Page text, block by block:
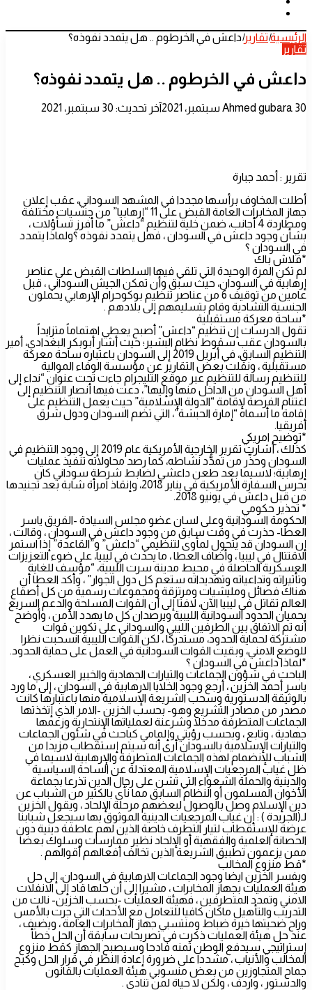
الرئيسية|تقارير|داعش في الخرطوم .. هل يتمدد نفوذه؟
تقارير
داعش في الخرطوم .. هل يتمدد نفوذه؟
Ahmed gubara
أرسل 30 سبتمبر، 2021 آخر تحديث: 30 سبتمبر، 2021
تقرير : أحمد جبارة
أطلت المخاوف برأسها مجددا في المشهد السوداني، عقب إعلان
جهاز المخابرات العامة القبض على 11 “إرهابيا” من جنسيات مختلفة
ومطاردة 4 أجانب، ضمن خلية لتنظيم “داعش” ما أفرز تسأؤلات ،
بشأن وجود داعش في السودان ، فهل يتمدد نفوذه ؟ولماذا يتمدد
في السودان ؟
*فلاش باك
لم تكن المرة الوحيدة التي تلقي فيها السلطات القبض على عناصر
إرهابية في السودان، حيث سبق وأن تمكن الجيش السوداني ، قبل
عامين من توقيف 6 من عناصر تنظيم بوكوحرام الإرهابي يحملون
الجنسية التشادية وقام بتسليمهم إلى بلادهم .
*ساحة معركة مستقبلية
تقول الدرسات إن تنظيم “داعش” أصبح يعطي اهتماماً متزايداً
بالسودان عقب سقوط نظام البشير؛ حيث أشار أبوبكر البغدادي، أمير
التنظيم السابق، في أبريل 2019 إلى السودان باعتباره ساحة معركة
مستقبلية ، ونقلت بعض التقارير عن مؤسسة الوفاء الموالية
للتنظيم رسالة للتنظيم عبر موقع التليجرام جاءت تحت عنوان “نداء إلى
أهل السودان من الداخل منها وإليها”، دعت فيها أنصار التنظيم إلى
اغتنام الفرصة لإقامة “الدولة الإسلامية” حيث يعمل التنظيم على
إقامة ما أسماه “إمارة الحبشة”، التي تضم السودان ودول شرق
أفريقيا.
*توضيح امريكي
كذلك ، أشارت تقرير الخارجية الأمريكية عام 2019 إلى وجود التنظيم في
السودان وحذّر من تمدُّد نشاطه، كما رصد محاولاته تنفيذ عمليات
إرهابية؛ لاسيما بعد طعن داعشي لضابط شرطة سوداني كان
يحرس السفارة الأمريكية في يناير 2018، وإنقاذ امرأة شابة بعد تجنيدها
من قبل داعش في يونيو 2018.
* تحذير حكومي
الحكومة السودانية وعلى لسان عضو مجلس السيادة -الفريق ياسر
العطا- حذرت في وقت سابق من وجود داعش في السودان ، وقالت ،
إن السودان قد يتحول لمأوى لتنظيمي “داعش” و”القاعدة” إذا استمر
الاقتتال في ليبيا ، وأضاف العطا ، ما يحدث في ليبيا، على ضوء التعزيزات
العسكرية الحاصلة في محيط مدينة سرت الليبية، “مؤسف للغاية
وتأثيراته وتداعياته وتهديداته ستعم كل دول الجوار” ، وأكد العطا أن
هناك فصائل ومليشيات ومرتزقة ومجموعات رسمية من كل أصقاع
العالم تقاتل في ليبيا الآن، لافتا إلى أن القوات المسلحة والدعم السريع
يحميان الحدود السودانية الليبية ويرصدان كل ما يهدد الأمن ، وأوضح
أنه تم الاتفاق بين الطرفين الليبي والسوداني على تكوين قوات
مشتركة لحماية الحدود، مستدركا ، لكن القوات الليبية انسحبت نظرا
للوضع الامني، وبقيت القوات السودانية في العمل على حماية الحدود.
*لماذا داعش في السودان ؟
الباحث في شؤون الجماعات والتيارات الجهادية والخبير العسكري ،
ياسر أحمد الخزين ، أرجع وجود الخلايا الارهابية في السودان ، إلى ما ورد
بالوثيقة الدستورية وسحب الشريعة الإسلامية منها باعتبارها كانت
مصدر من مصادر التشريع وهو- بحسب الخزين -الامر الذي إتخذتها
الجماعات المتطرفة مدخلا وشرعنة لعملياتها الإنتحارية وزعمها
جهادية ، وتابع ، وبحسب رؤيتي وإلمامي كباحث في شئون الجماعات
والتيارات الإسلامية بالسودان أرى أنه سيتم إستقطاب مزيدا من
الشباب للإنضمام لهذه الجماعات المتطرفة والإرهابية لاسيما في
ظل غياب المرجعيات الإسلامية المعتدلة عن الساحة السياسية
والدينية والحملة الشعواء التي تشن على رجال الدين تذرعا بجماعة
الأخوان المسلمون أو النظام السابق مما نأى بالكثير من الشباب عن
دين الإسلام وصل بالوصول لبعضهم مرحلة الإلحاد ، ويقول الخزين
لـ(الجريدة ) : إن غياب المرجعيات الدينية الموثوق بها سيجعل شبابنا
عرضة للإستقطاب لتيار التطرف خاصة الذين لهم عاطفة دينية دون
الحصانة العلمية والفقهية أو الإلحاد نظير ممارسات وسلوك بعضا
ممن يزعمون تطبيق الشريعة الذين تخالف أفعالهم أقوالهم .
*قط منزوع المخالب
ويفسر الخزين ايضا وجود الجماعات الارهابية في السودان، إلى حل
هيئة العمليات بجهاز المخابرات ، مشيرا إلى أن حلها قاد إلى الانفلات
الامني وتمدد المتطرفين ، فهيئة العمليات -بحسب الخزين- نالت من
التدريب والتأهيل ماكان كافيا للتعامل مع الأحداث التي جرت بالأمس
وراح ضحيتها خيرة ضباط ومنتسبي جهاز المخابرات العامة ، ويضيف ،
عند حل هيئة العمليات ذكرت في تصريحات سابقة أن الحل خطأ
إستراتيجي سيدفع الوطن ثمنه فادحا وسيصبح الجهاز كقط منزوع
المخالب والأنياب ، مشددا على ضرورة إعادة النظر في قرار الحل وكبح
جماح المتجاوزين من بعض منسوبي هيئة العمليات بالقانون
والدستور ، واردف ، ولكن لا حياة لمن تنادي .